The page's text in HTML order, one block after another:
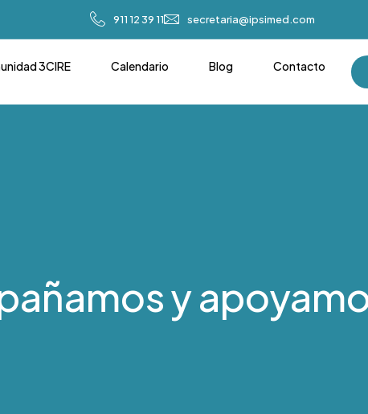
911 12 39 11 secretaria@ipsimed.com
3CIRE Calendario Blog Contacto
y